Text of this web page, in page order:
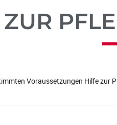
Voraussetzungen Hilfe zur